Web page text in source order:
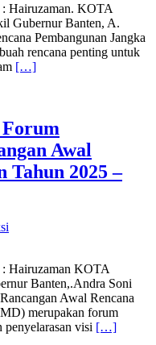
: Hairuzaman. KOTA
Gubernur Banten, A.
Pembangunan Jangka
rencana penting untuk
[…]
Awal
Tahun 2025 –
: Hairuzaman KOTA
Banten,.Andra Soni
Awal Rencana
merupakan forum
penyelarasan visi […]